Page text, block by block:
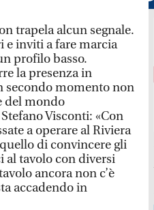
trapela alcun segnale.
e inviti a fare marcia
profilo basso.
la presenza in
secondo momento non
del mondo
Visconti: «Con
a operare al Riviera
di convincere gli
al tavolo con diversi
ancora non c’è
accadendo in